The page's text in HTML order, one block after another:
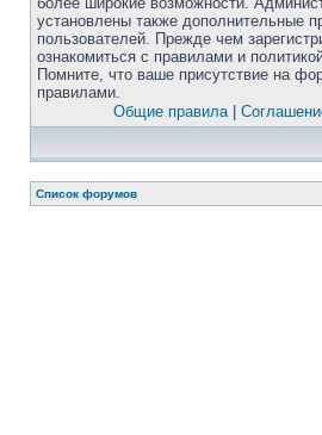
установлены также дополнительные
пользователей. Прежде чем
ознакомиться с правилами и
Помните, что ваше присутствие на
правилами.
Общие правила|
Список форумов